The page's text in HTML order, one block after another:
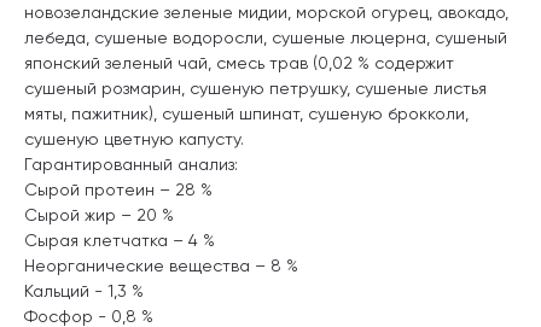
новозеландские зеленые мидии, морской огурец, авокадо,
лебеда, сушеные водоросли, сушеные люцерна, сушеный
японский зеленый чай, смесь трав (0,02 % содержит
сушеный розмарин, сушеную петрушку, сушеные листья
мяты, пажитник), сушеный шпинат, сушеную брокколи,
сушеную цветную капусту.
Гарантированный анализ:
Сырой протеин – 28 %
Сырой жир – 20 %
Сырая клетчатка – 4 %
Неорганические вещества – 8 %
Кальций - 1,3 %
Фосфор - 0,8 %